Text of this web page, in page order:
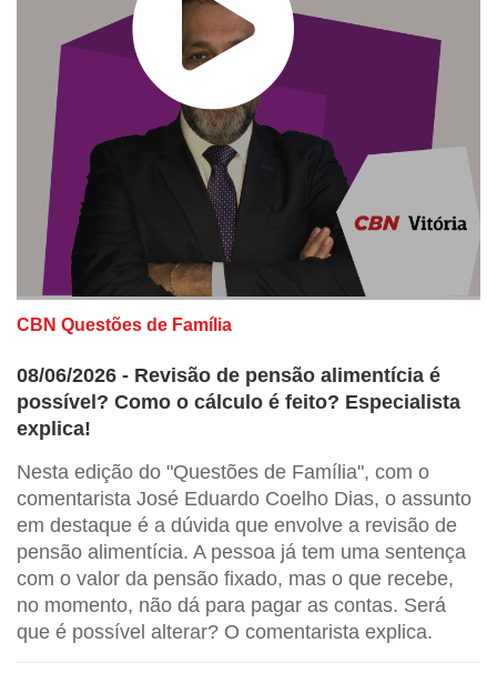
CBN Questões de Família
08/06/2026 - Revisão de pensão alimentícia é
possível? Como o cálculo é feito? Especialista
explica!
Nesta edição do "Questões de Família", com o
comentarista José Eduardo Coelho Dias, o assunto
em destaque é a dúvida que envolve a revisão de
pensão alimentícia. A pessoa já tem uma sentença
com o valor da pensão fixado, mas o que recebe,
no momento, não dá para pagar as contas. Será
que é possível alterar? O comentarista explica.